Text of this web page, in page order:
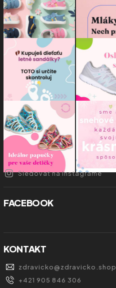
Sledovať na Instagrame
FACEBOOK
KONTAKT
zdravicko@zdravicko.shop
+421 905 846 306